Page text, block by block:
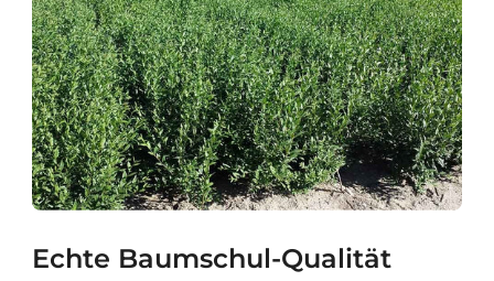
Echte Baumschul-Qualität